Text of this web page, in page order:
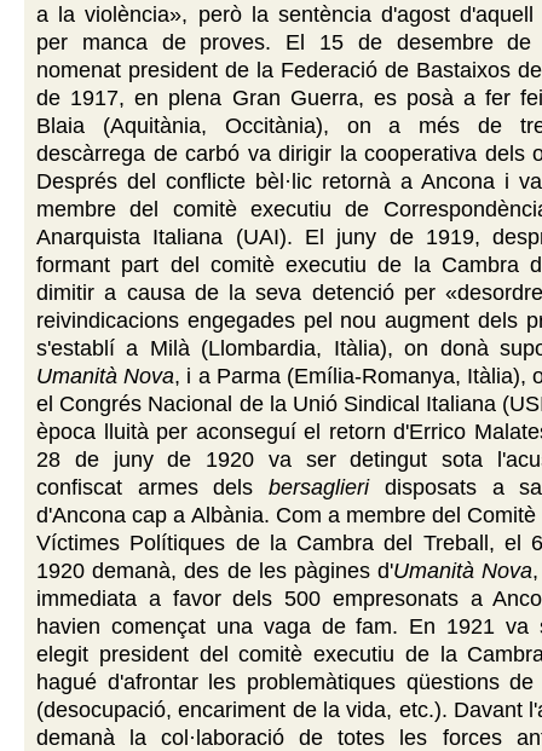
a la violència», però la sentència d'agost d'aquell
per manca de proves. El 15 de desembre
nomenat president de la Federació de Bastaixos
de 1917, en plena Gran Guerra, es posà a fer
Blaia (Aquitània, Occitània), on a més de
descàrrega de carbó va dirigir la cooperativa dels
Després del conflicte bèl·lic retornà a Ancona i
membre del comitè executiu de
Anarquista Italiana (UAI). El juny de 1919,
formant part del comitè executiu de la Cambra
dimitir a causa de la seva detenció per
reivindicacions engegades pel nou augment dels
s'establí a Milà (Llombardia, Itàlia), on donà
Umanità Nova, i a Parma (Emília-Romanya, Itàlia),
el Congrés Nacional de la Unió Sindical Italiana
època lluità per aconseguí el retorn d'Errico
28 de juny de 1920 va ser detingut sota
confiscat armes delsbersaglieridisposats a
d'Ancona cap a Albània. Com a membre del
Víctimes Polítiques de la Cambra del Treball, el
1920 demanà, des de les pàgines d'Umanità Nova
immediata a favor dels 500 empresonats a
havien començat una vaga de fam. En 1921 va
elegit president del comitè executiu de la
hagué d'afrontar les problemàtiques qüestions
(desocupació, encariment de la vida, etc.). Davant
demanà la col·laboració de totes les forces